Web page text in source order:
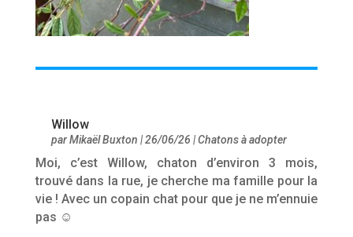
Willow
parMikaël Buxton |26/06/26 |Chatons à adopter
Moi, c’est Willow, chaton d’environ 3 mois,
trouvé dans la rue, je cherche ma famille pour la
vie ! Avec un copain chat pour que je ne m’ennuie
pas ☺️